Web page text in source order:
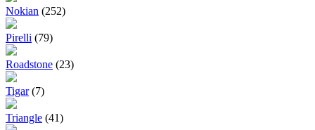
Nokian (252)
Pirelli (79)
Roadstone (23)
Tigar (7)
Triangle (41)